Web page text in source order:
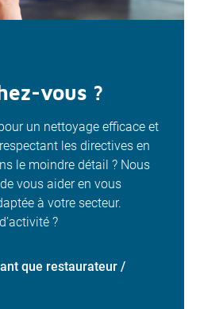
vous ?
un nettoyage efficace et
les directives en
le moindre détail ? Nous
vous aider en vous
à votre secteur.
?
que restaurateur /